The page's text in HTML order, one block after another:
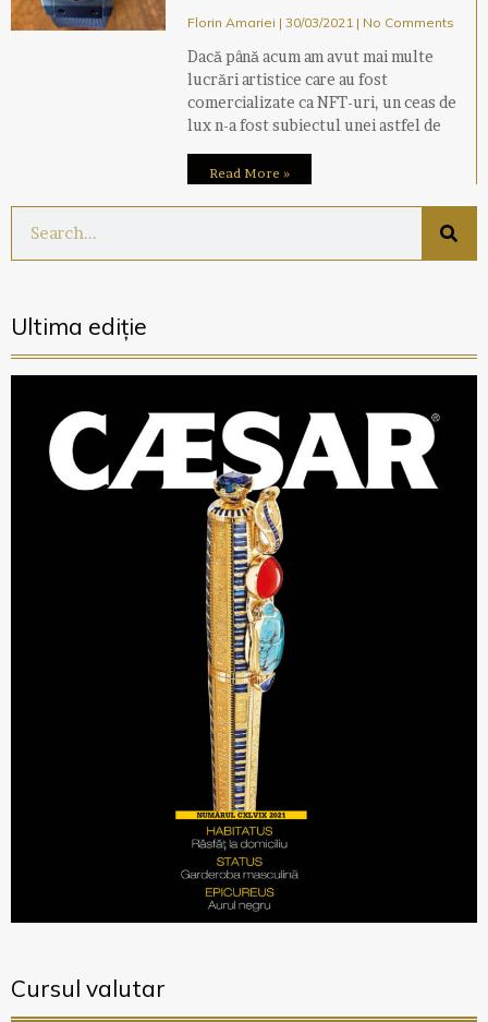
Florin Amariei 30/03/2021 No Comments
Dacă până acum am avut mai multe
lucrări artistice care au fost
comercializate ca NFT-uri, un ceas de
lux n-a fost subiectul unei astfel de
Read More »
Ultima ediție
Cursul valutar